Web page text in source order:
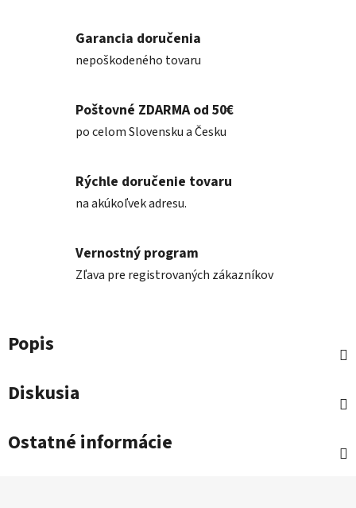
Garancia doručenia
nepoškodeného tovaru
Poštovné ZDARMA od 50€
po celom Slovensku a Česku
Rýchle doručenie tovaru
na akúkoľvek adresu.
Vernostný program
Zľava pre registrovaných zákazníkov
Popis
Diskusia
Ostatné informácie